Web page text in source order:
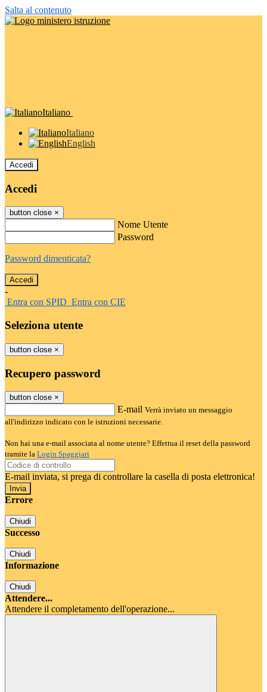
Salta al contenuto
Italiano
Italiano
English
Accedi
Accedi
button close ×
Nome Utente
Password
Password dimenticata?
-
Entra con SPID Entra con CIE
Seleziona utente
button close ×
Recupero password
button close ×
E-mail Verrà inviato un messaggio
all'indirizzo indicato con le istruzioni necessarie.
Non hai una e-mail associata al nome utente? Effettua il reset della password
tramite la Login Spaggiari
E-mail inviata, si prega di controllare la casella di posta elettronica!
Errore
Chiudi
Successo
Chiudi
Informazione
Chiudi
Attendere...
Attendere il completamento dell'operazione...